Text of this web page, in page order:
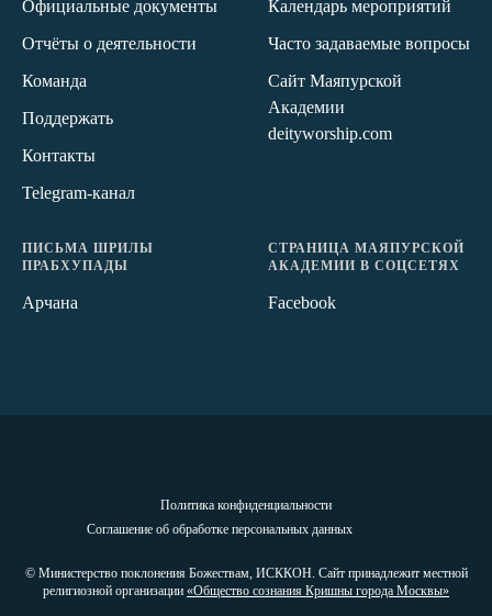
Официальные документы
Отчёты о деятельности
Команда
Поддержать
Контакты
Telegram-канал
Календарь мероприятий
Часто задаваемые вопросы
Сайт Маяпурской
Академии
deityworship.com
ПИСЬМА ШРИЛЫ
ПРАБХУПАДЫ
Арчана
СТРАНИЦА МАЯПУРСКОЙ
АКАДЕМИИ В СОЦСЕТЯХ
Facebook
Политика конфиденциальности
Соглашение об обработке персональных данных
© Министерство поклонения Божествам, ИСККОН. Сайт принадлежит местной
религиозной организации «Общество сознания Кришны города Москвы»